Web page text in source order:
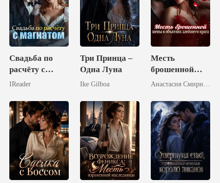
Свадьба по
расчёту с
магнатом
IReader
Три Принца –
Одна Луна
Ike Gilboa
Месть
брошенной
жены в
злейшего
врага